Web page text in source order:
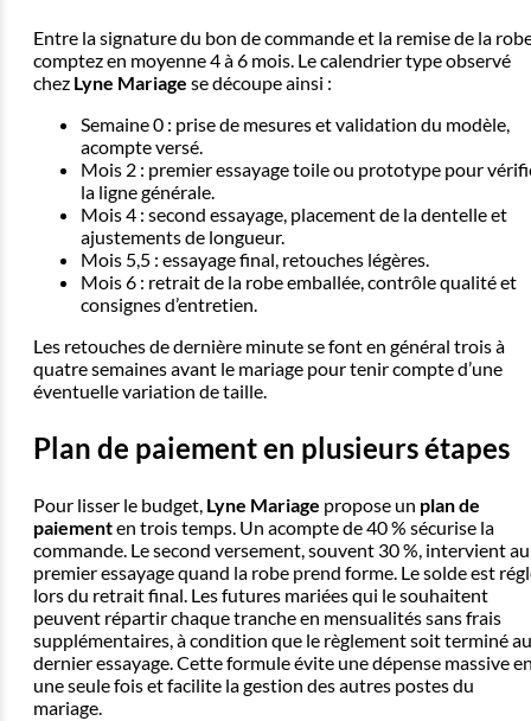
Entre la signature du bon de commande et la remise de la
comptez en moyenne 4 à 6 mois. Le calendrier type observé
chez Lyne Mariage se découpe ainsi :
Semaine 0 : prise de mesures et validation du modèle,
acompte versé.
Mois 2 : premier essayage toile ou prototype pour
la ligne générale.
Mois 4 : second essayage, placement de la dentelle et
ajustements de longueur.
Mois 5,5 : essayage final, retouches légères.
Mois 6 : retrait de la robe emballée, contrôle qualité et
consignes d’entretien.
Les retouches de dernière minute se font en général trois à
quatre semaines avant le mariage pour tenir compte d’une
éventuelle variation de taille.
Plan de paiement en plusieurs étapes
Pour lisser le budget, Lyne Mariage propose un plan de
paiementen trois temps. Un acompte de 40 % sécurise la
commande. Le second versement, souvent 30 %, intervient au
premier essayage quand la robe prend forme. Le solde est
lors du retrait final. Les futures mariées qui le souhaitent
peuvent répartir chaque tranche en mensualités sans frais
supplémentaires, à condition que le règlement soit terminé au
dernier essayage. Cette formule évite une dépense massive
une seule fois et facilite la gestion des autres postes du
mariage.